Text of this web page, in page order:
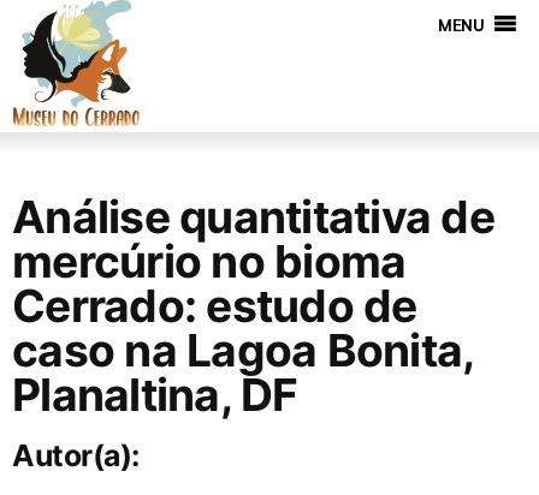
MENU
Análise quantitativa de
mercúrio no bioma
Cerrado: estudo de
caso na Lagoa Bonita,
Planaltina, DF
Autor(a):